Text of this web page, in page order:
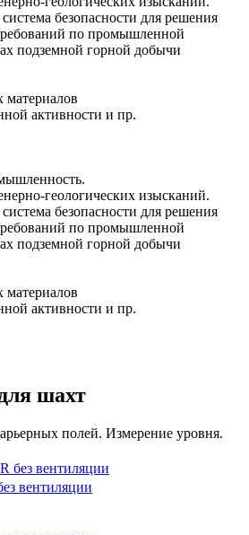
безопасности для решения
по промышленной
подземной горной добычи
материалов
активности и пр.
геологических изысканий.
безопасности для решения
по промышленной
подземной горной добычи
материалов
активности и пр.
шахт
полей. Измерение уровня.
вентиляции